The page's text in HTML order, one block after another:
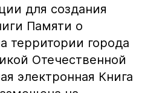
для создания
Памяти о
территории города
Отечественной
электронная Книга